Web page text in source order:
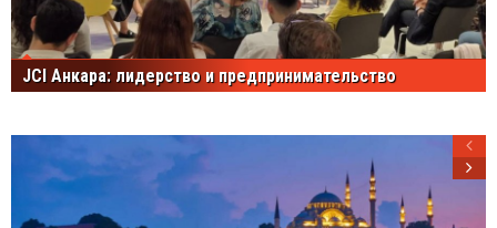
JCI Анкара: лидерство и предпринимательство